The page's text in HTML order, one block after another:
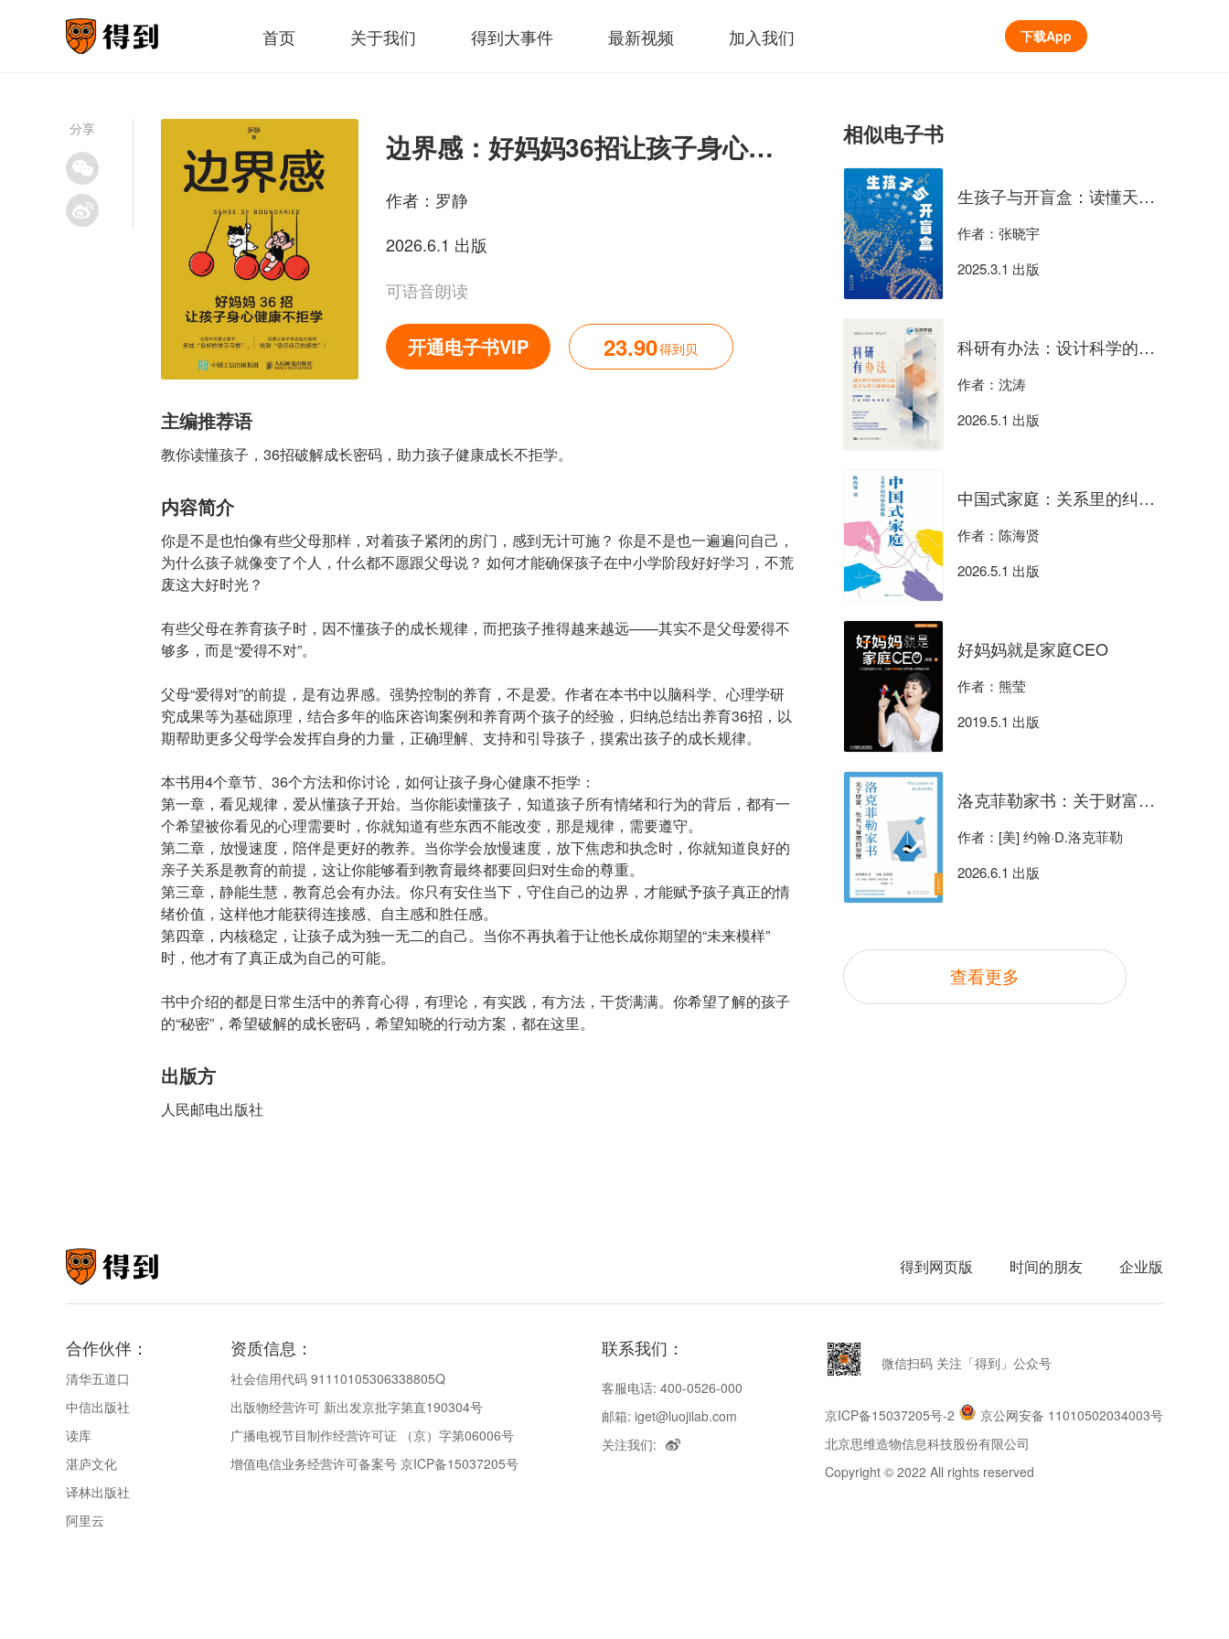
首页 关于我们 得到大事件 最新视频 加入我们 下载App
分享
边界感：好妈妈36招让孩子身心健康不拒学
作者： 罗静
2026.6.1 出版
可语音朗读
开通电子书VIP 23.90得到贝
主编推荐语
教你读懂孩子，36招破解成长密码，助力孩子健康成长不拒学。
内容简介
你是不是也怕像有些父母那样，对着孩子紧闭的房门，感到无计可施？ 你是不是也一遍遍问自己，
为什么孩子就像变了个人，什么都不愿跟父母说？ 如何才能确保孩子在中小学阶段好好学习，不荒
废这大好时光？
有些父母在养育孩子时，因不懂孩子的成长规律，而把孩子推得越来越远——其实不是父母爱得不
够多，而是“爱得不对”。
父母“爱得对”的前提，是有边界感。强势控制的养育，不是爱。作者在本书中以脑科学、心理学研
究成果等为基础原理，结合多年的临床咨询案例和养育两个孩子的经验，归纳总结出养育36招，以
期帮助更多父母学会发挥自身的力量，正确理解、支持和引导孩子，摸索出孩子的成长规律。
本书用4个章节、36个方法和你讨论，如何让孩子身心健康不拒学：
第一章，看见规律，爱从懂孩子开始。当你能读懂孩子，知道孩子所有情绪和行为的背后，都有一
个希望被你看见的心理需要时，你就知道有些东西不能改变，那是规律，需要遵守。
第二章，放慢速度，陪伴是更好的教养。当你学会放慢速度，放下焦虑和执念时，你就知道良好的
亲子关系是教育的前提，这让你能够看到教育最终都要回归对生命的尊重。
第三章，静能生慧，教育总会有办法。你只有安住当下，守住自己的边界，才能赋予孩子真正的情
绪价值，这样他才能获得连接感、自主感和胜任感。
第四章，内核稳定，让孩子成为独一无二的自己。当你不再执着于让他长成你期望的“未来模样”
时，他才有了真正成为自己的可能。
书中介绍的都是日常生活中的养育心得，有理论，有实践，有方法，干货满满。你希望了解的孩子
的“秘密”，希望破解的成长密码，希望知晓的行动方案，都在这里。
出版方
人民邮电出版社
相似电子书
生孩子与开盲盒：读懂天赋，松弛养育
作者：张晓宇
2025.3.1 出版
科研有办法：设计科学的研究方法、论文写作与课题申报
作者：沈涛
2026.5.1 出版
中国式家庭：关系里的纠缠和解脱
作者：陈海贤
2026.5.1 出版
好妈妈就是家庭CEO
作者：熊莹
2019.5.1 出版
洛克菲勒家书：关于财富、处世与管理的智慧
作者：[美] 约翰·D.洛克菲勒
2026.6.1 出版
查看更多
得到网页版 时间的朋友 企业版
合作伙伴：
清华五道口
中信出版社
读库
湛庐文化
译林出版社
阿里云
资质信息：
社会信用代码 91110105306338805Q
出版物经营许可 新出发京批字第直190304号
广播电视节目制作经营许可证 （京）字第06006号
增值电信业务经营许可备案号 京ICP备15037205号
联系我们：
客服电话: 400-0526-000
邮箱: iget@luojilab.com
关注我们:
微信扫码 关注「得到」公众号
京ICP备15037205号-2
京公网安备 11010502034003号
北京思维造物信息科技股份有限公司
Copyright © 2022 All rights reserved